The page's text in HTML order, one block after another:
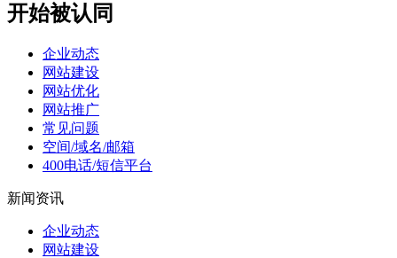
开始被认同
企业动态
网站建设
网站优化
网站推广
常见问题
空间/域名/邮箱
400电话/短信平台
新闻资讯
企业动态
网站建设